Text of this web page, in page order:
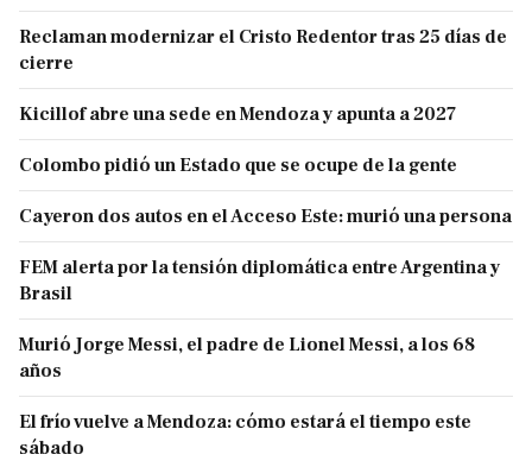
Reclaman modernizar el Cristo Redentor tras 25 días de
cierre
Kicillof abre una sede en Mendoza y apunta a 2027
Colombo pidió un Estado que se ocupe de la gente
Cayeron dos autos en el Acceso Este: murió una persona
FEM alerta por la tensión diplomática entre Argentina y
Brasil
Murió Jorge Messi, el padre de Lionel Messi, a los 68
años
El frío vuelve a Mendoza: cómo estará el tiempo este
sábado